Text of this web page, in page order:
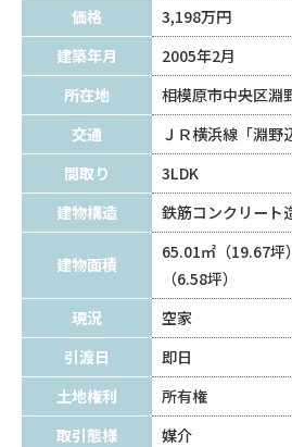
価格
3,198万円
建築年月
2005年2月
所在地
相模原市中央区淵
交通
ＪＲ横浜線「淵野
間取り
3LDK
建物構造
鉄筋コンクリート
建物面積
65.01㎡（19.67坪
（6.58坪）
現況
空家
引渡日
即日
土地権利
所有権
取引態様
媒介